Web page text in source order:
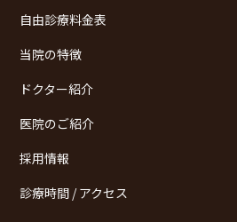
自由診療料金表
当院の特徴
ドクター紹介
医院のご紹介
採用情報
診療時間 / アクセス